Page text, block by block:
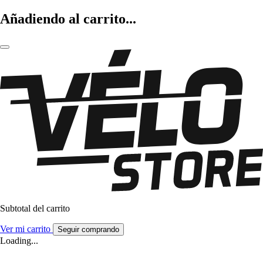
Añadiendo al carrito...
Subtotal del carrito
Ver mi carrito Seguir comprando
Loading...